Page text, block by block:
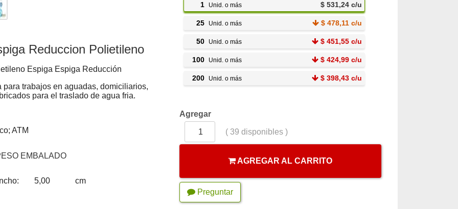
Reduccion Polietileno
Espiga Espiga Reducción
para trabajos en aguadas, domiciliarios,
para el traslado de agua fria.
ATM
EMBALADO
5,00 cm
1 Unid. o más $ 531,24 c/u
25 Unid. o más $ 478,11 c/u
50 Unid. o más $ 451,55 c/u
100 Unid. o más $ 424,99 c/u
200 Unid. o más $ 398,43 c/u
Agregar
(39disponibles )
AGREGAR AL CARRITO
Preguntar